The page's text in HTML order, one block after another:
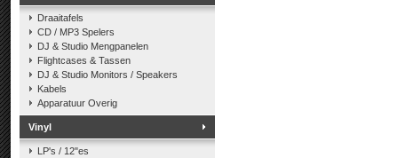
Draaitafels
CD / MP3 Spelers
DJ & Studio Mengpanelen
Flightcases & Tassen
DJ & Studio Monitors / Speakers
Kabels
Apparatuur Overig
Vinyl
LP's / 12"es